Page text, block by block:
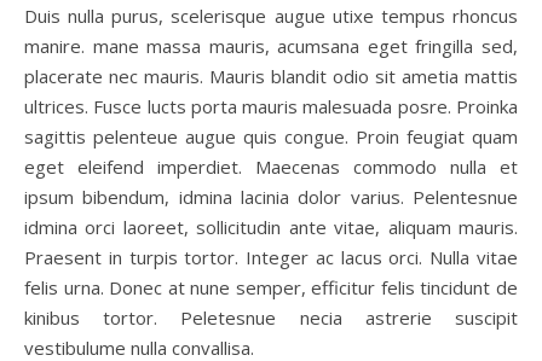
Duis nulla purus, scelerisque augue utixe tempus rhoncus
manire. mane massa mauris, acumsana eget fringilla sed,
placerate nec mauris. Mauris blandit odio sit ametia mattis
ultrices. Fusce lucts porta mauris malesuada posre. Proinka
sagittis pelenteue augue quis congue. Proin feugiat quam
eget eleifend imperdiet. Maecenas commodo nulla et
ipsum bibendum, idmina lacinia dolor varius. Pelentesnue
idmina orci laoreet, sollicitudin ante vitae, aliquam mauris.
Praesent in turpis tortor. Integer ac lacus orci. Nulla vitae
felis urna. Donec at nune semper, efficitur felis tincidunt de
kinibus tortor. Peletesnue necia astrerie suscipit
vestibulume nulla convallisa.